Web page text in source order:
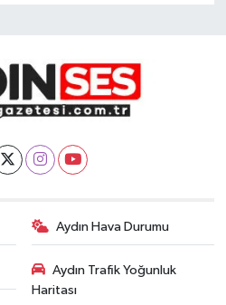
Aydın Hava Durumu
Aydın Trafik Yoğunluk
Haritası